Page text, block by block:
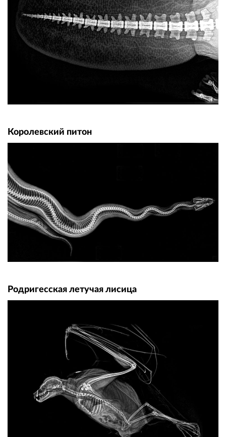
Королевский питон
Родригесская летучая лисица